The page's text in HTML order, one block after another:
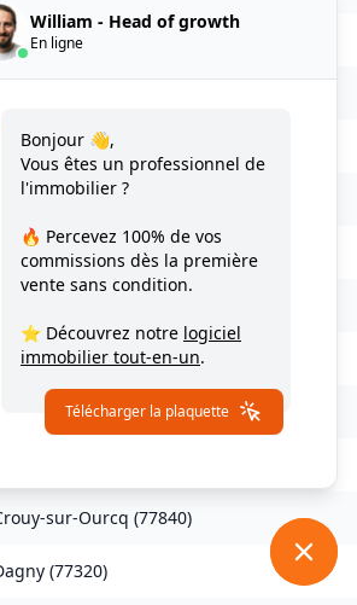
Chapelles-Bourbon
Charny(77410)
Chessy(77700)
Combs-la-Ville(77380)
Condé-Sainte-Libiaire(77450
Coupvray(77700)
sur-Ourcq (77840)
(77320)
William - Head of growth
En ligne
Bonjour 👋,
Vous êtes un professionnel de
l'immobilier ?
🔥 Percevez 100% de vos
commissions dès la première
vente sans condition.
⭐ Découvrez notre logiciel
immobilier tout-en-un.
Télécharger la plaquette